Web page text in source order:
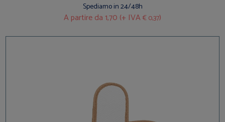
Spediamo in 24/48h
A partire da1,70 (+ IVA€ 0,37)